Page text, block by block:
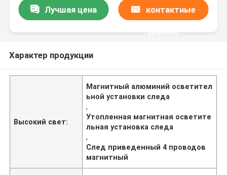
Лучшая цена контактные
данные
Характер продукции
Высокий свет:
Магнитный алюминий осветител
ьной установки следа
,
Утопленная магнитная осветите
льная установка следа
,
След приведенный 4 проводов
магнитный